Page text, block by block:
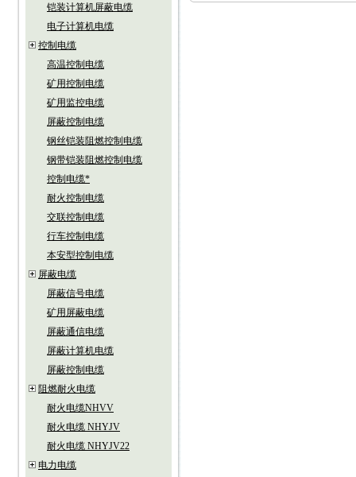
铠装计算机屏蔽电缆
电子计算机电缆
控制电缆
高温控制电缆
矿用控制电缆
矿用监控电缆
屏蔽控制电缆
钢丝铠装阻燃控制电缆
钢带铠装阻燃控制电缆
控制电缆*
耐火控制电缆
交联控制电缆
行车控制电缆
本安型控制电缆
屏蔽电缆
屏蔽信号电缆
矿用屏蔽电缆
屏蔽通信电缆
屏蔽计算机电缆
屏蔽控制电缆
阻燃耐火电缆
耐火电缆NHVV
耐火电缆 NHYJV
耐火电缆 NHYJV22
电力电缆